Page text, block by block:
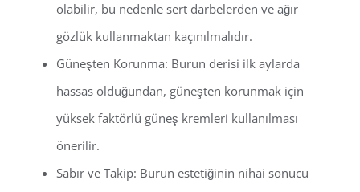
olabilir, bu nedenle sert darbelerden ve ağır
gözlük kullanmaktan kaçınılmalıdır.
Güneşten Korunma: Burun derisi ilk aylarda
hassas olduğundan, güneşten korunmak için
yüksek faktörlü güneş kremleri kullanılması
önerilir.
Sabır ve Takip: Burun estetiğinin nihai sonucu